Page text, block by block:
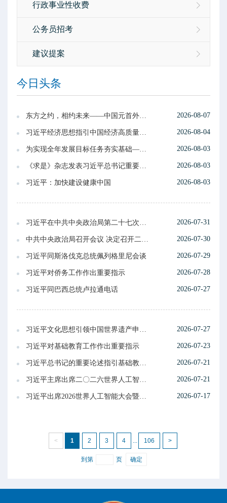
行政事业性收费
公务员招考
建议提案
今日头条
东方之约，相约未来——中国元首外交的世界情怀与大国气派 2026-08-07
习近平经济思想指引中国经济高质量发展行稳致远 2026-08-04
为实现全年发展目标任务夯实基础——习近平总书记引领“十五五”开局之年中国经济破浪前行 2026-08-03
《求是》杂志发表习近平总书记重要文章《加快建设健康中国》 2026-08-03
习近平：加快建设健康中国 2026-08-03
习近平在中共中央政治局第二十七次集体学习时强调 强化政治引领 深化创新发展 高质量推进国防和军队现代化 2026-07-31
中共中央政治局召开会议 决定召开二十届五中全会 分析研究当前经济形势和经济工作 中共中央总书记习近平主持会议 2026-07-30
习近平同斯洛伐克总统佩列格里尼会谈 2026-07-29
习近平对侨务工作作出重要指示 2026-07-28
习近平同巴西总统卢拉通电话 2026-07-27
习近平文化思想引领中国世界遗产申报保护工作壮阔实践 2026-07-27
习近平对基础教育工作作出重要指示 2026-07-23
习近平总书记的重要论述指引基础教育改革发展开创新局面 2026-07-21
习近平主席出席二〇二六世界人工智能大会暨人工智能全球治理高级别会议系列活动纪实 2026-07-21
习近平出席2026世界人工智能大会暨人工智能全球治理高级别会议开幕式并发表主旨讲话 2026-07-17
< 1 2 3 4 ... 106 >
到第 页 确定